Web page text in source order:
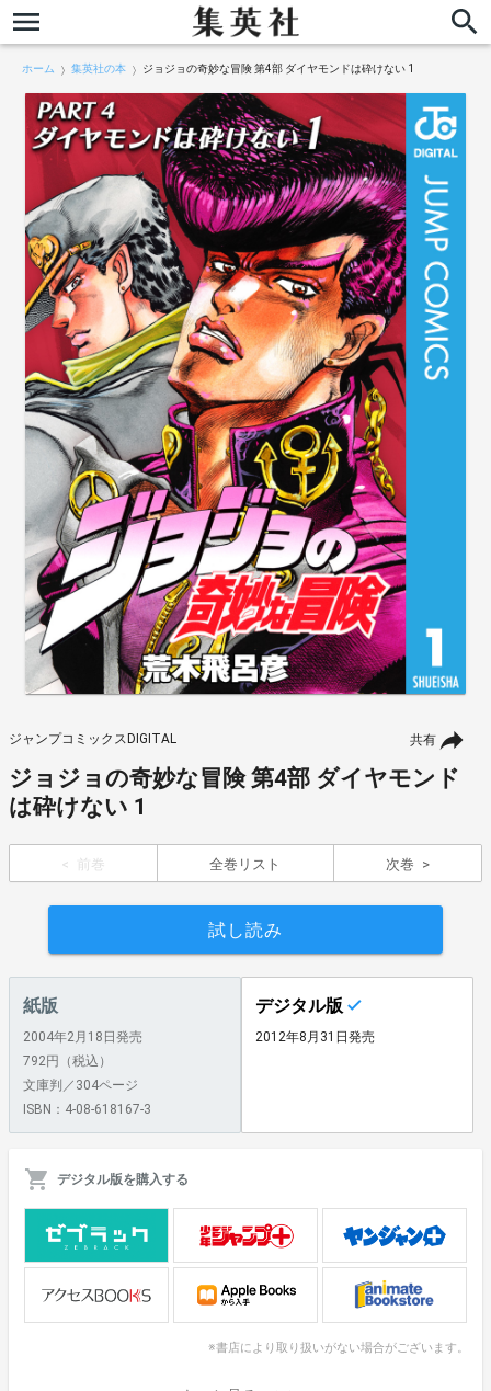
ホーム 集英社の本 ジョジョの奇妙な冒険 第4部 ダイヤモンドは砕けない 1
共有
ジャンプコミックスDIGITAL
ジョジョの奇妙な冒険 第4部 ダイヤモンド
は砕けない 1
前巻 全巻リスト 次巻
試し読み
紙版
2004年2月18日発売
792円（税込）
文庫判／304ページ
ISBN：4-08-618167-3
デジタル版
2012年8月31日発売
デジタル版を購入する
※書店により取り扱いがない場合がございます。